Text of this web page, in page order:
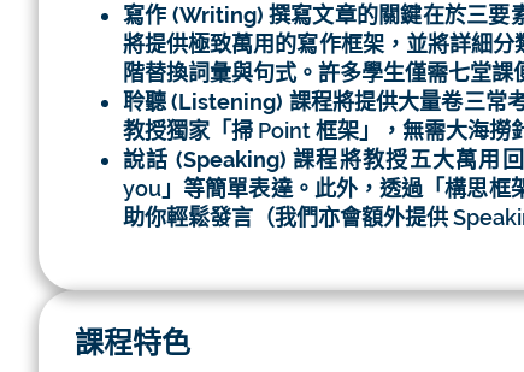
寫作 (Writing) 撰寫文章的關鍵在於三要
將提供極致萬用的寫作框架，並將詳細
階替換詞彙與句式。許多學生僅需七堂課
聆聽 (Listening) 課程將提供大量卷三常
教授獨家「掃 Point 框架」，無需大海撈
說話 (Speaking)課程將教授五大萬用
you」等簡單表達。此外，透過「構思框
助你輕鬆發言（我們亦會額外提供
課程特色